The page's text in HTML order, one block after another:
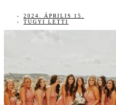
2024. ÁPRILIS 15.
TUGYI LETTI